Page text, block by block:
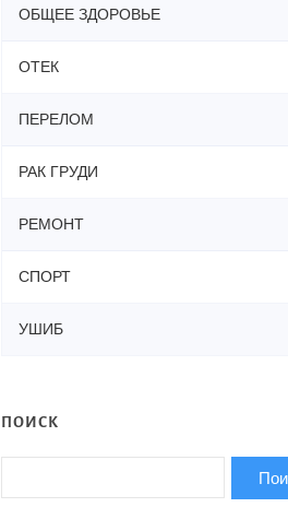
ОБЩЕЕ ЗДОРОВЬЕ
ОТЕК
ПЕРЕЛОМ
РАК ГРУДИ
РЕМОНТ
СПОРТ
УШИБ
ПОИСК